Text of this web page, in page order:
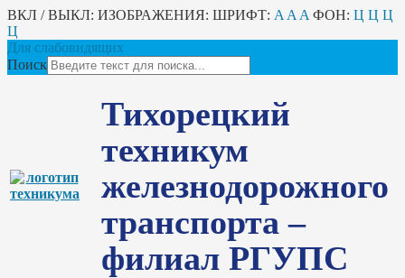
ВКЛ / ВЫКЛ: ИЗОБРАЖЕНИЯ: ШРИФТ: A A A ФОН: Ц Ц Ц
Ц
Для слабовидящих
Поиск
Тихорецкий
техникум
железнодорожного
транспорта –
филиал РГУПС